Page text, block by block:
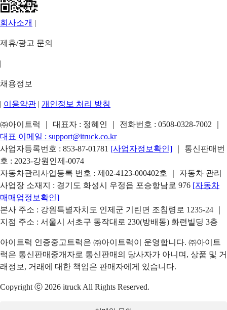
회사소개 |
제휴/광고 문의
|
채용정보
| 이용약관 | 개인정보 처리 방침
㈜아이트럭 ｜ 대표자 : 정혜인 ｜ 전화번호 : 0508-0328-7002
대표 이메일 : support@itruck.co.kr
사업자등록번호 : 853-87-01781 [사업자정보확인]
｜ 통신판매번
호 : 2023-강원인제-0074
자동차관리사업등록 번호 : 제02-4123-000402호 ｜ 자동차 관리
사업장 소재지 : 경기도 화성시 우정읍 포승항남로 976 [자동차
매매업정보확인]
본사 주소 : 강원특별자치도 인제군 기린면 조침령로 1235-24 ｜
지점 주소 : 서울시 서초구 동작대로 230(방배동) 화련빌딩 3층
아이트럭 인증중고트럭은 ㈜아이트럭이 운영합니다. ㈜아이트
럭은 통신판매중개자로 통신판매의 당사자가 아니며, 상품 및 거
래정보, 거래에 대한 책임은 판매자에게 있습니다.
Copyright ⓒ 2026 itruck All Rights Reserved.